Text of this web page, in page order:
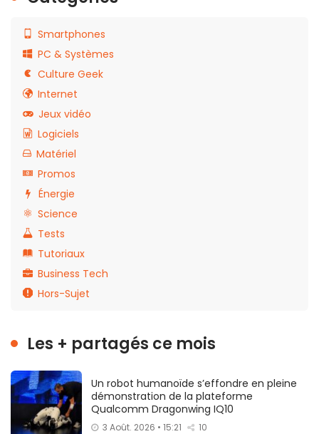
Smartphones
PC & Systèmes
Culture Geek
Internet
Jeux vidéo
Logiciels
Matériel
Promos
Énergie
Science
Tests
Tutoriaux
Business Tech
Hors-Sujet
Les + partagés ce mois
Un robot humanoïde s’effondre en pleine
démonstration de la plateforme
Qualcomm Dragonwing IQ10
3 Août. 2026 • 15:21 10